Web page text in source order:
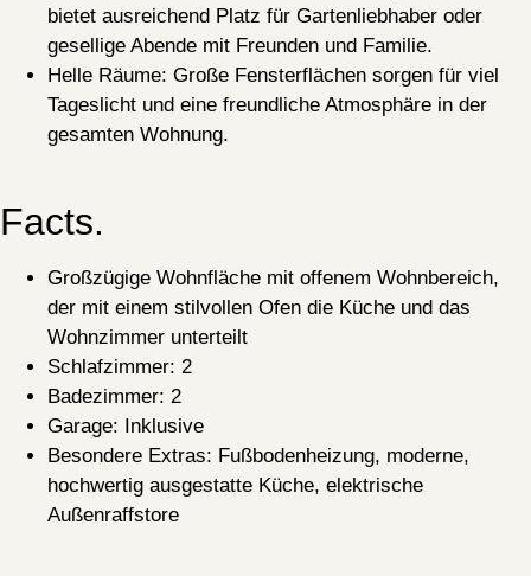
bietet ausreichend Platz für Gartenliebhaber oder
gesellige Abende mit Freunden und Familie.
Helle Räume: Große Fensterflächen sorgen für viel
Tageslicht und eine freundliche Atmosphäre in der
gesamten Wohnung.
Facts.
Großzügige Wohnfläche mit offenem Wohnbereich,
der mit einem stilvollen Ofen die Küche und das
Wohnzimmer unterteilt
Schlafzimmer: 2
Badezimmer: 2
Garage: Inklusive
Besondere Extras: Fußbodenheizung, moderne,
hochwertig ausgestatte Küche, elektrische
Außenraffstore